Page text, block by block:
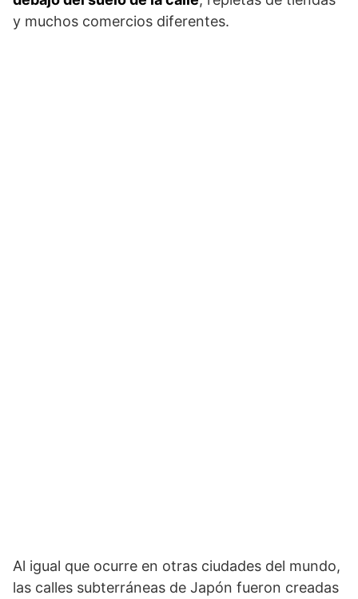
y muchos comercios diferentes.
Al igual que ocurre en otras ciudades del mundo,
las calles subterráneas de Japón fueron creadas